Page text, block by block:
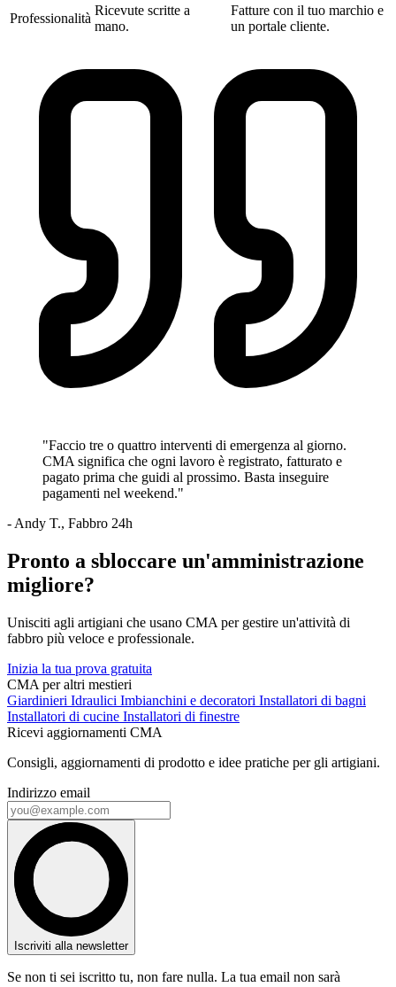
Professionalità
Ricevute scritte a
mano.
Fatture con il tuo marchio e
un portale cliente.
"Faccio tre o quattro interventi di emergenza al giorno.
CMA significa che ogni lavoro è registrato, fatturato e
pagato prima che guidi al prossimo. Basta inseguire
pagamenti nel weekend."
- Andy T., Fabbro 24h
Pronto a sbloccare un'amministrazione
migliore?
Unisciti agli artigiani che usano CMA per gestire un'attività di
fabbro più veloce e professionale.
Inizia la tua prova gratuita
CMA per altri mestieri
Giardinieri Idraulici Imbianchini e decoratori Installatori di bagni
Installatori di cucine Installatori di finestre
Ricevi aggiornamenti CMA
Consigli, aggiornamenti di prodotto e idee pratiche per gli artigiani.
Indirizzo email
Iscriviti alla newsletter
Se non ti sei iscritto tu, non fare nulla. La tua email non sarà